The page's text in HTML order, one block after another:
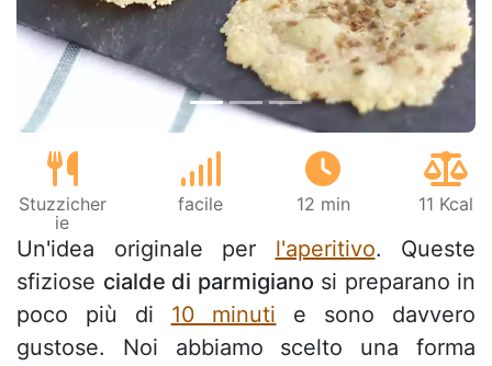
Stuzzicher
ie
facile 12 min 11 Kcal
Un'idea originale per l'aperitivo. Queste
sfiziose cialde di parmigiano si preparano in
poco più di 10 minuti e sono davvero
gustose. Noi abbiamo scelto una forma